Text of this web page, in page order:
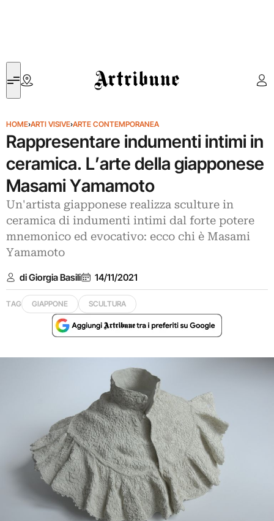
Artribune
HOME›ARTI VISIVE›ARTE CONTEMPORANEA
Rappresentare indumenti intimi in
ceramica. L’arte della giapponese
Masami Yamamoto
Un'artista giapponese realizza sculture in
ceramica di indumenti intimi dal forte potere
mnemonico ed evocativo: ecco chi è Masami
Yamamoto
di Giorgia Basili 14/11/2021
TAG GIAPPONE SCULTURA